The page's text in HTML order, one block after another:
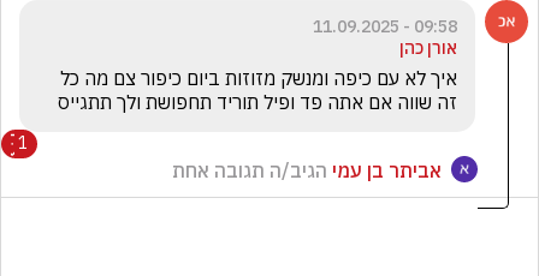
09:58 - 11.09.2025
אורן כהן
זה שווה אם אתה פד ופיל תוריד תחפושת ולך תתגייס
1
אביתר בן עמי הגיב/ה תגובה אחת